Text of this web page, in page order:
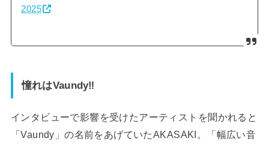
2025
憧れはVaundy‼
インタビューで影響を受けたアーティストを聞かれると
「Vaundy」の名前をあげていたAKASAKI。「幅広い音